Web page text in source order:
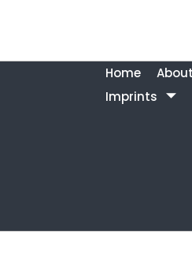
Home
Imprints